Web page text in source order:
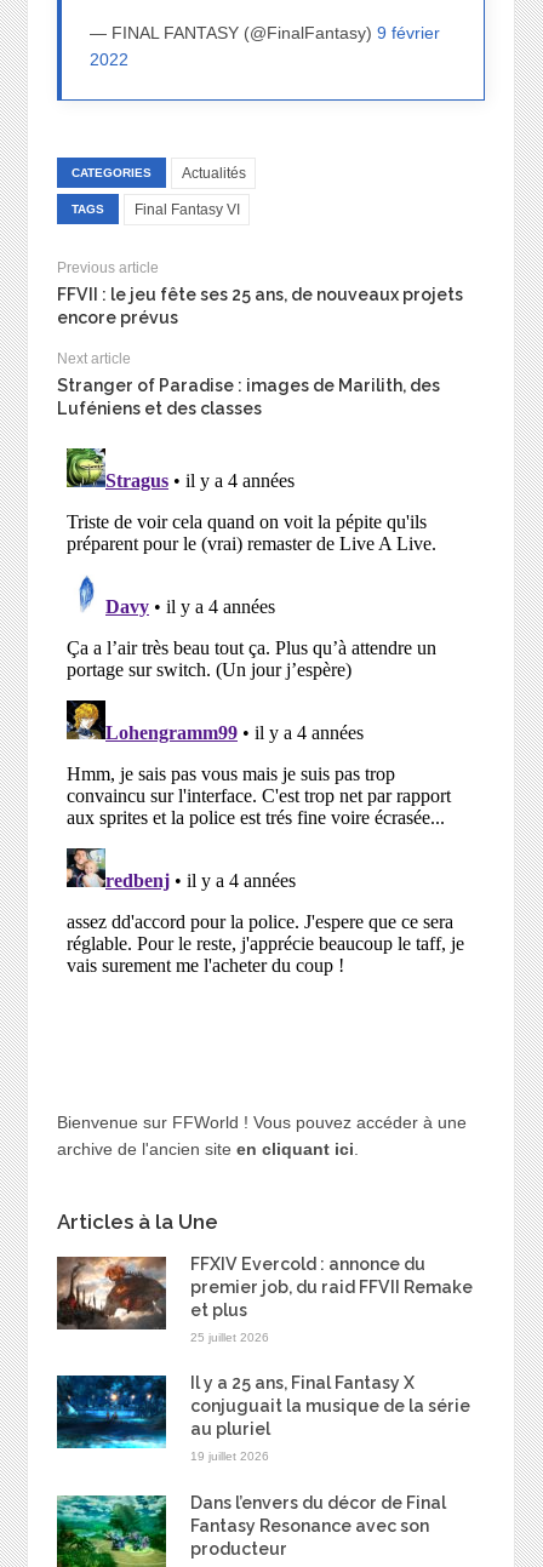
— FINAL FANTASY (@FinalFantasy)9 février
2022
CATEGORIES Actualités
TAGS Final Fantasy VI
Previous article
FFVII : le jeu fête ses 25 ans, de nouveaux projets
encore prévus
Next article
Stranger of Paradise : images de Marilith, des
Luféniens et des classes
Bienvenue sur FFWorld ! Vous pouvez accéder à une
archive de l'ancien site en cliquant ici.
Articles à la Une
FFXIV Evercold : annonce du
premier job, du raid FFVII Remake
et plus
25 juillet 2026
Il y a 25 ans, Final Fantasy X
conjuguait la musique de la série
au pluriel
19 juillet 2026
Dans l’envers du décor de Final
Fantasy Resonance avec son
producteur